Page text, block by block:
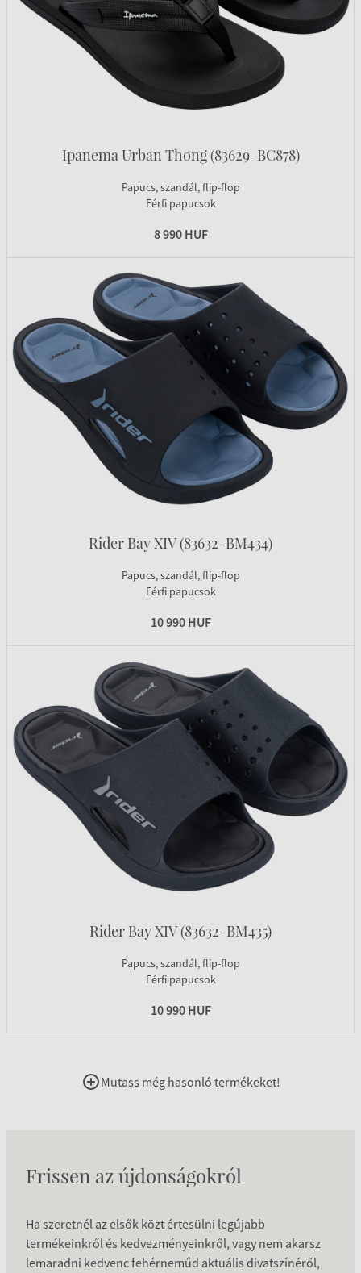
Ipanema Urban Thong (83629-BC878)
Papucs, szandál, flip-flop
Férfi papucsok
8 990 HUF
Rider Bay XIV (83632-BM434)
Papucs, szandál, flip-flop
Férfi papucsok
10 990 HUF
Rider Bay XIV (83632-BM435)
Papucs, szandál, flip-flop
Férfi papucsok
10 990 HUF
Mutass még hasonló termékeket!
Frissen az újdonságokról
Ha szeretnél az elsők közt értesülni legújabb
termékeinkről és kedvezményeinkről, vagy nem akarsz
lemaradni kedvenc fehérneműd aktuális divatszínéről,